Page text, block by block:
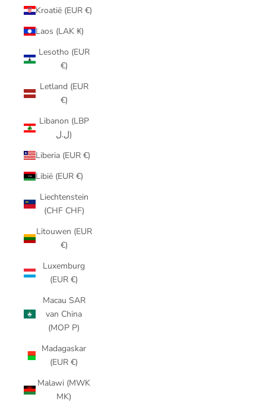
Kroatië (EUR €)
Laos (LAK ₭)
Lesotho (EUR
€)
Letland (EUR
€)
Libanon (LBP
ل.ل)
Liberia (EUR €)
Libië (EUR €)
Liechtenstein
(CHF CHF)
Litouwen (EUR
€)
Luxemburg
(EUR €)
Macau SAR
van China
(MOP P)
Madagaskar
(EUR €)
Malawi (MWK
MK)